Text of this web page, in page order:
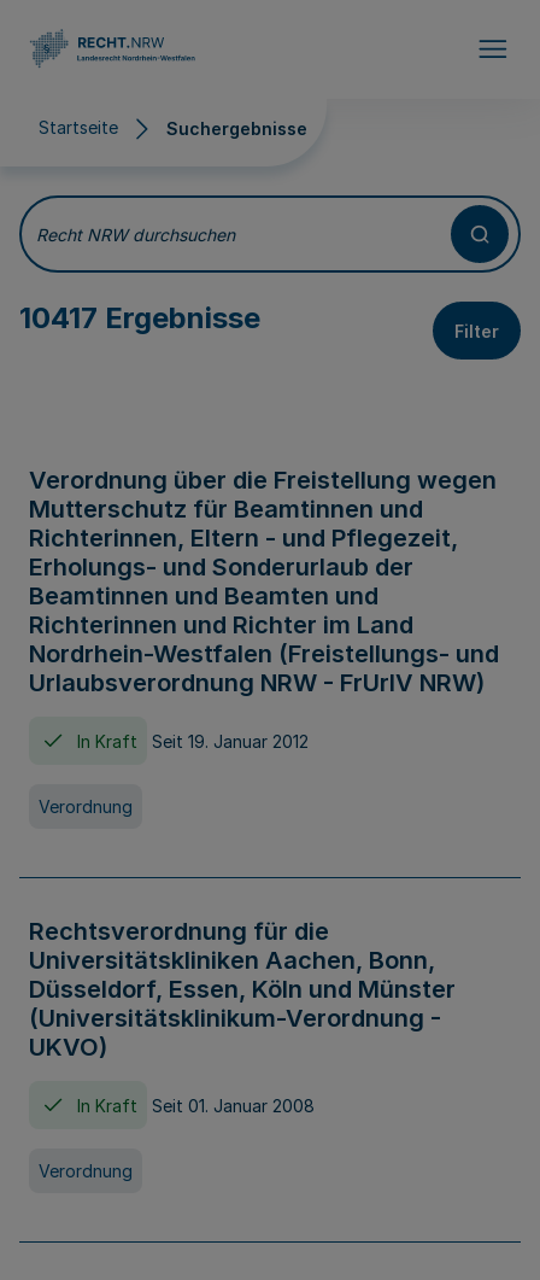
Startseite Suchergebnisse
Suchergebnisse
Recht NRW durchsuchen
10417 Ergebnisse Filter
Verordnung über die Freistellung wegen
Mutterschutz für Beamtinnen und
Richterinnen, Eltern - und Pflegezeit,
Erholungs- und Sonderurlaub der
Beamtinnen und Beamten und
Richterinnen und Richter im Land
Nordrhein-Westfalen (Freistellungs- und
Urlaubsverordnung NRW - FrUrlV NRW)
In Kraft Seit 19. Januar 2012
Verordnung
Rechtsverordnung für die
Universitätskliniken Aachen, Bonn,
Düsseldorf, Essen, Köln und Münster
(Universitätsklinikum-Verordnung -
UKVO)
In Kraft Seit 01. Januar 2008
Verordnung